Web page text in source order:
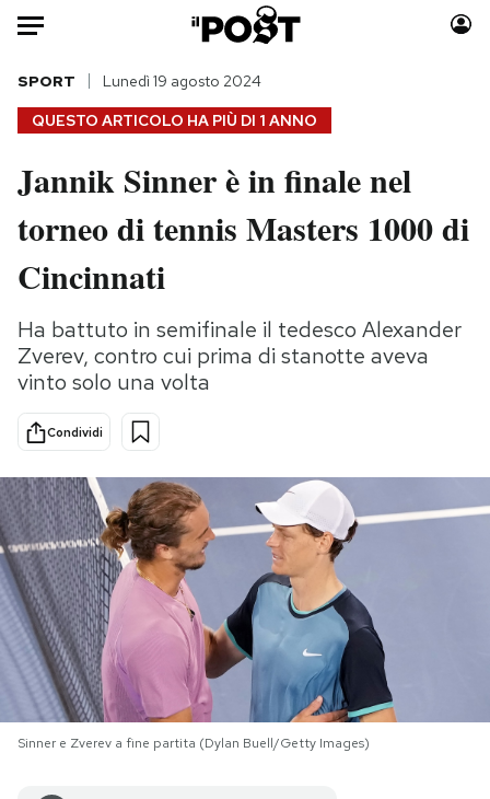
Auto
HOME
Italia
Politica
Tecnologia
Scienza
Cultura
Sport
Moda
Consumismi
Media
PODCAST
NEWSLETTER
I MIEI PREFERITI
SHOP
QUESTO ARTICOLO HA PIÙ DI 1 ANNO
SPORT Lunedì 19 agosto 2024
Jannik Sinner è in finale nel
torneo di tennis Masters 1000 di
Cincinnati
Ha battuto in semifinale il tedesco Alexander
Zverev, contro cui prima di stanotte aveva
vinto solo una volta
Condividi
Sinner e Zverev a fine partita (Dylan Buell/Getty Images)